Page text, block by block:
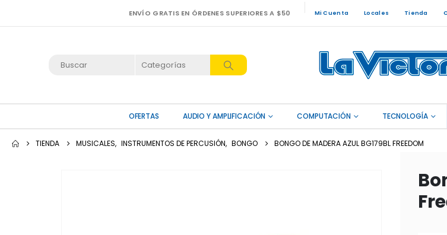
ENVÍO GRATIS EN ÓRDENES SUPERIORES A $50 Mi Cuenta Locales Tienda
OFERTAS AUDIO Y AMPLIFICACIÓN COMPUTACIÓN TECNOLOGÍA
TIENDA MUSICALES, INSTRUMENTOS DE PERCUSIÓN, BONGO BONGO DE MADERA AZUL BG179BL FREEDOM